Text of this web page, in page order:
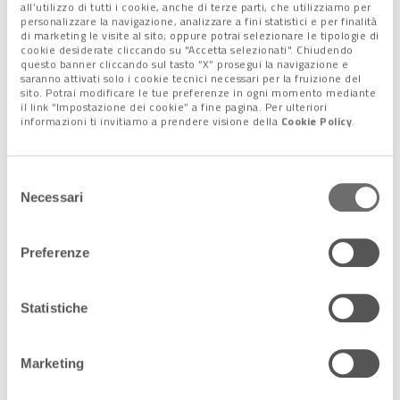
all’utilizzo di tutti i cookie, anche di terze parti, che utilizziamo per
personalizzare la navigazione, analizzare a fini statistici e per finalità
di marketing le visite al sito; oppure potrai selezionare le tipologie di
cookie desiderate cliccando su "Accetta selezionati". Chiudendo
questo banner cliccando sul tasto “X” prosegui la navigazione e
saranno attivati solo i cookie tecnici necessari per la fruizione del
sito. Potrai modificare le tue preferenze in ogni momento mediante
il link “Impostazione dei cookie” a fine pagina. Per ulteriori
informazioni ti invitiamo a prendere visione della Cookie Policy.
delNecessari
Preferenze
Statistiche
Marketing
farebbero fatica ad arrivare a 1.000».
La ripartenza dei bandi “non
erp”
ripartiti significa aver fatto qualcosa di rivoluzionario.
Abbiamo effettuato le consegne degli alloggi a Portogruaro,
bellissime in centro che erano vuote da anni.
Proseguiremo
così, con gli affitti, anche risorse importanti. Con questi soldi,
infatti, potremo migliorare servizi e manutenzione».
A essere coinvolti saranno così anche altri comuni. «Man
mano che sistemeremo gli appartamenti – conclude